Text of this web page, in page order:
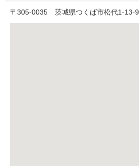
〒 305-0035 茨城県つくば市松代1-13-9